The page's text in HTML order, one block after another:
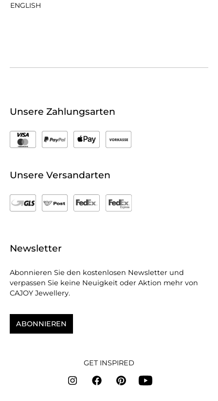
ENGLISH
Unsere Zahlungsarten
Unsere Versandarten
Newsletter
Abonnieren Sie den kostenlosen Newsletter und
verpassen Sie keine Neuigkeit oder Aktion mehr von
CAJOY Jewellery.
ABONNIEREN
GET INSPIRED